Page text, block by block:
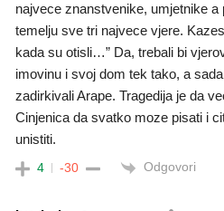
najvece znanstvenike, umjetnike a
temelju sve tri najvece vjere.
kada su otisli…” Da, trebali bi
imovinu i svoj dom tek tako, a
zadirkivali Arape. Tragedija je da
Cinjenica da svatko moze pisati i
unistiti.
4 -30 Odgovori